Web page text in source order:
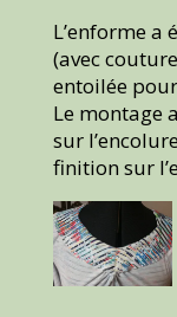
L’enforme a
(avec
entoilée
Le montage
sur
finition sur